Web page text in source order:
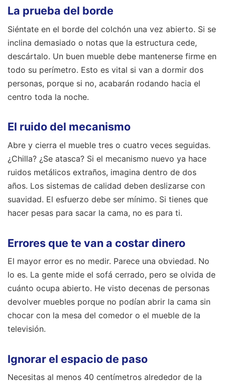
La prueba del borde
Siéntate en el borde del colchón una vez abierto. Si se
inclina demasiado o notas que la estructura cede,
descártalo. Un buen mueble debe mantenerse firme en
todo su perímetro. Esto es vital si van a dormir dos
personas, porque si no, acabarán rodando hacia el
centro toda la noche.
El ruido del mecanismo
Abre y cierra el mueble tres o cuatro veces seguidas.
¿Chilla? ¿Se atasca? Si el mecanismo nuevo ya hace
ruidos metálicos extraños, imagina dentro de dos
años. Los sistemas de calidad deben deslizarse con
suavidad. El esfuerzo debe ser mínimo. Si tienes que
hacer pesas para sacar la cama, no es para ti.
Errores que te van a costar dinero
El mayor error es no medir. Parece una obviedad. No
lo es. La gente mide el sofá cerrado, pero se olvida de
cuánto ocupa abierto. He visto decenas de personas
devolver muebles porque no podían abrir la cama sin
chocar con la mesa del comedor o el mueble de la
televisión.
Ignorar el espacio de paso
Necesitas al menos 40 centímetros alrededor de la